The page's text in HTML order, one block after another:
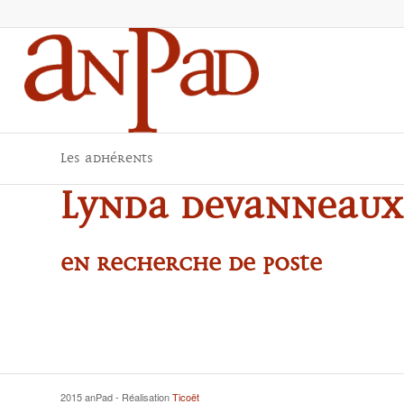
Les adhérents
Lynda DEVANNEAUX
En recherche de poste
2015 anPad - RéalisationTicoët